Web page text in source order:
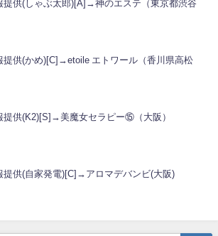
提供(しゃぶ太郎)[A]→神のエステ（東京都渋谷
提供(かめ)[C]→etoile エトワール（香川県高松
提供(K2)[S]→美魔女セラピー⑮（大阪）
提供(自家発電)[C]→アロマデバンビ(大阪)